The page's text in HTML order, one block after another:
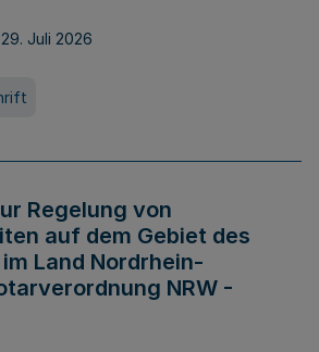
Juli 2026
Regelung von
auf dem Gebiet des
Land Nordrhein-
NRW -